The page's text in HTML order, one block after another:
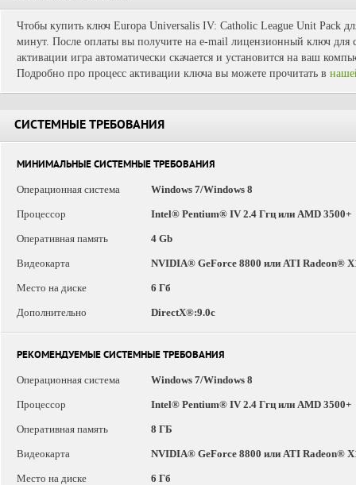
Чтобы купить ключ Europa Universalis IV: Catholic League Unit Pack
минут. После оплаты вы получите на e-mail лицензионный ключ для
активации игра автоматически скачается и установится на ваш
Подробно про процесс активации ключа вы можете прочитать в
СИСТЕМНЫЕ ТРЕБОВАНИЯ
МИНИМАЛЬНЫЕ СИСТЕМНЫЕ ТРЕБОВАНИЯ
Операционная система
Windows 7/Windows 8
Процессор Intel® Pentium® IV 2.4 Ггц или AMD 3500+
Оперативная память 4 Gb
Видеокарта NVIDIA® GeForce 8800 или ATI Radeon®
Место на диске 6 Гб
Дополнительно DirectX®:9.0c
РЕКОМЕНДУЕМЫЕ СИСТЕМНЫЕ ТРЕБОВАНИЯ
Операционная система
Windows 7/Windows 8
Процессор Intel® Pentium® IV 2.4 Ггц или AMD 3500+
Оперативная память 8 ГБ
Видеокарта NVIDIA® GeForce 8800 или ATI Radeon®
Место на диске 6 Гб